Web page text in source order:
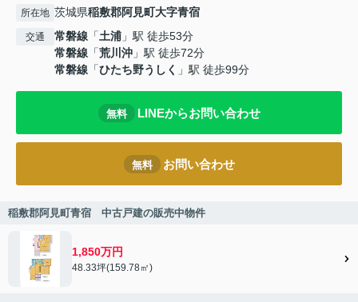
所在地 茨城県稲敷郡阿見町大字青宿
交通 常磐線 「土浦 」駅 徒歩53分
常磐線 「荒川沖 」駅 徒歩72分
常磐線 「ひたち野うしく 」駅 徒歩99分
無料 LINEからお問い合わせ
無料 お問い合わせ
稲敷郡阿見町青宿 中古戸建の販売中物件
1,850万円
48.33坪(159.78㎡)